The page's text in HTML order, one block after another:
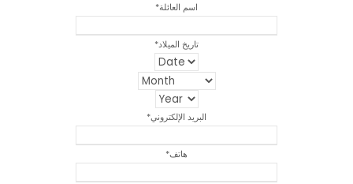
اسم العائلة*
تاريخ الميلاد*
البريد الإلكتروني*
هاتف*